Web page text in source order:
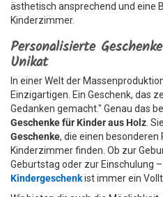
ästhetisch ansprechend und eine
Kinderzimmer.
Personalisierte
Unikat
In einer Welt der
Einzigartigen. Ein Geschenk, das
Gedanken gemacht." Genau das
Geschenke für Kinder aus Holz .
Geschenke, die einen
Kinderzimmer finden. Ob zur
Geburtstag oder zur Einschulung
Kindergeschenkist immer ein